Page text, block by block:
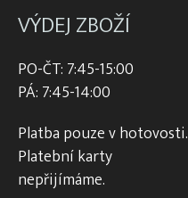
VÝDEJ ZBOŽÍ
PO-ČT: 7:45-15:00
PÁ: 7:45-14:00
Platba pouze v hotovosti.
Platební karty
nepřijímáme.